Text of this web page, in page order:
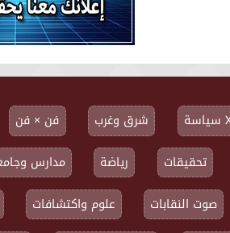
شرق وغرب فن × فن
تحقيقات رياضة مدارس
صوت النقابات علوم واكتشافات